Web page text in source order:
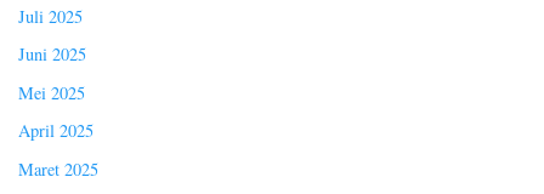
Juli 2025
Juni 2025
Mei 2025
April 2025
Maret 2025